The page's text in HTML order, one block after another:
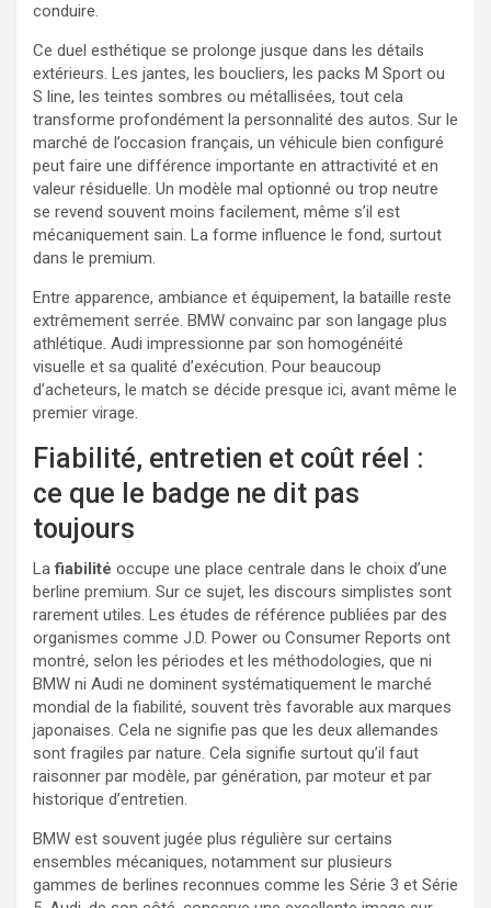
conduire.
Ce duel esthétique se prolonge jusque dans les détails
extérieurs. Les jantes, les boucliers, les packs M Sport ou
S line, les teintes sombres ou métallisées, tout cela
transforme profondément la personnalité des autos. Sur le
marché de l’occasion français, un véhicule bien configuré
peut faire une différence importante en attractivité et en
valeur résiduelle. Un modèle mal optionné ou trop neutre
se revend souvent moins facilement, même s’il est
mécaniquement sain. La forme influence le fond, surtout
dans le premium.
Entre apparence, ambiance et équipement, la bataille reste
extrêmement serrée. BMW convainc par son langage plus
athlétique. Audi impressionne par son homogénéité
visuelle et sa qualité d’exécution. Pour beaucoup
d’acheteurs, le match se décide presque ici, avant même le
premier virage.
Fiabilité, entretien et coût réel :
ce que le badge ne dit pas
toujours
Lafiabilité occupe une place centrale dans le choix d’une
berline premium. Sur ce sujet, les discours simplistes sont
rarement utiles. Les études de référence publiées par des
organismes comme J.D. Power ou Consumer Reports ont
montré, selon les périodes et les méthodologies, que ni
BMW ni Audi ne dominent systématiquement le marché
mondial de la fiabilité, souvent très favorable aux marques
japonaises. Cela ne signifie pas que les deux allemandes
sont fragiles par nature. Cela signifie surtout qu’il faut
raisonner par modèle, par génération, par moteur et par
historique d’entretien.
BMW est souvent jugée plus régulière sur certains
ensembles mécaniques, notamment sur plusieurs
gammes de berlines reconnues comme les Série 3 et Série